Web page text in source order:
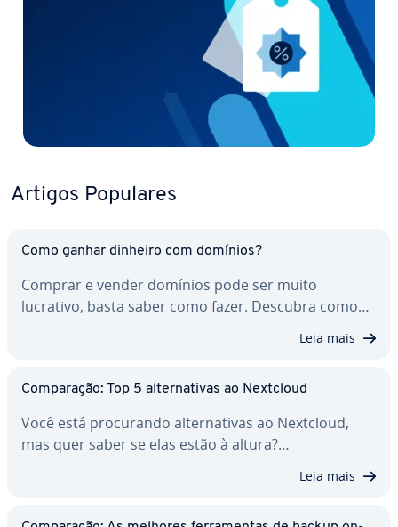
Artigos Populares
Como ganhar dinheiro com domínios?
Comprar e vender domínios pode ser muito
lucrativo, basta saber como fazer. Descubra como…
Leia mais
Com­pa­ra­ção: Top 5 al­ter­na­ti­vas ao Nextcloud
Você está pro­cu­rando al­ter­na­ti­vas ao Nextcloud,
mas quer saber se elas estão à altura?…
Leia mais